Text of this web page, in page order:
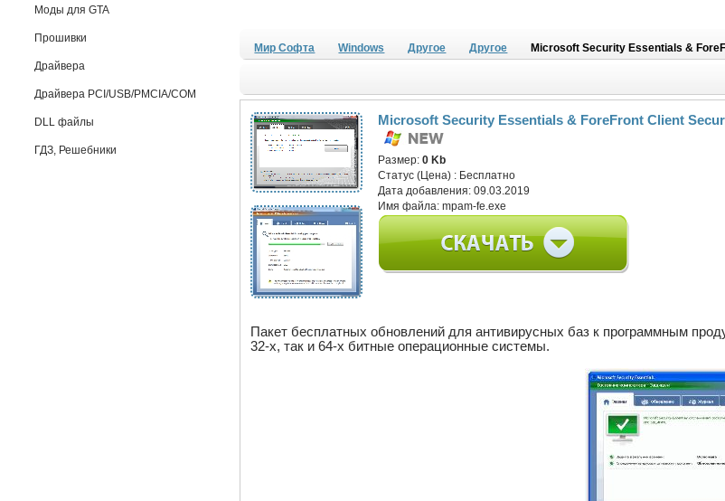
Моды для GTA
Прошивки
Драйвера
Драйвера PCI/USB/PMCIA/COM
DLL файлы
ГДЗ, Решебники
Мир Софта Windows Другое Другое Microsoft Security Essentials &
Microsoft Security Essentials & ForeFront Client
Размер:0 Kb
Статус (Цена) : Бесплатно
Дата добавления:09.03.2019
Имя файла:mpam-fe.exe
Пакет бесплатных обновлений для антивирусных баз к программным
32-х, так и 64-х битные операционные системы.